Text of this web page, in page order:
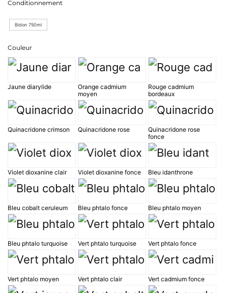
112,00 €
Conditionnement
Bidon 750ml
Couleur
Jaune diarylide
Orange cadmium
moyen
Rouge cadmium
bordeaux
Quinacridone crimson Quinacridone rose
Quinacridone rose
fonce
Violet dioxanine clair Violet dioxanine fonce Bleu idanthrone
Bleu cobalt ceruleum Bleu phtalo fonce Bleu phtalo moyen
Bleu phtalo turquoise Vert phtalo turquoise Vert phtalo fonce
Vert phtalo moyen Vert phtalo clair Vert cadmium fonce